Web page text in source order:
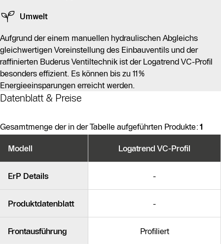
Umwelt
Aufgrund der einem manuellen hydraulischen Abgleichs
gleichwertigen Voreinstellung des Einbauventils und der
raffinierten Buderus Ventiltechnik ist der Logatrend VC-Profil
besonders effizient. Es können bis zu 11%
Energieeinsparungen erreicht werden.
Datenblatt & Preise
Gesamtmenge der in der Tabelle aufgeführten Produkte: 1
Modell Logatrend VC-Profil
ErP Details -
Produktdatenblatt -
Frontausführung Profiliert